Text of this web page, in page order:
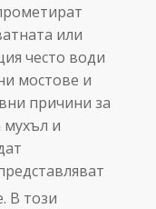
или
често води
мостове и
причини за
мухъл и
В този